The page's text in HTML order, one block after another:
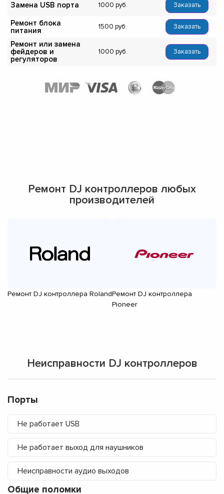
Замена USB порта 1000 Заказать
Ремонт блока
питания
1500 Заказать
Ремонт или замена
фейдеров и
регуляторов
1000 Заказать
Ремонт DJ контроллеров любых
производителей
Ремонт DJ контроллера RolandРемонт DJ контроллера
Pioneer
Неисправности DJ контроллеров
Порты
Не работает USB
Не работает выход для наушников
Неисправности аудио выходов
Общие поломки